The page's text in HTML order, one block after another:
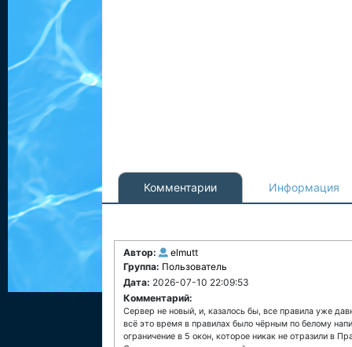
Комментарии Информация
Автор:
elmutt
Группа: Пользователь
Дата: 2026-07-10 22:09:53
Комментарий:
Сервер не новый, и, казалось бы, все правила уже
всё это время в правилах было чёрным по белому
ограничение в 5 окон, которое никак не отразили в